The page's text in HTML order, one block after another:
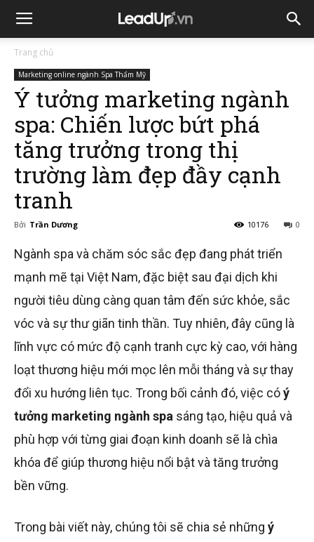
Trang chủ
Marketing online ngành Spa Thẩm Mỹ
Ý tưởng marketing ngành
spa: Chiến lược bứt phá
tăng trưởng trong thị
trường làm đẹp đầy cạnh
tranh
Bởi Trần Dương 0
10176
Ngành spa và chăm sóc sắc đẹp đang phát triển
mạnh mẽ tại Việt Nam, đặc biệt sau đại dịch khi
người tiêu dùng càng quan tâm đến sức khỏe, sắc
vóc và sự thư giãn tinh thần. Tuy nhiên, đây cũng là
lĩnh vực có mức độ cạnh tranh cực kỳ cao, với hàng
loạt thương hiệu mới mọc lên mỗi tháng và sự thay
đổi xu hướng liên tục. Trong bối cảnh đó, việc cóý
tưởng marketing ngành spa sáng tạo, hiệu quả và
phù hợp với từng giai đoạn kinh doanh sẽ là chìa
khóa để giúp thương hiệu nổi bật và tăng trưởng
bền vững.
Trong bài viết này, chúng tôi sẽ chia sẻ những ý